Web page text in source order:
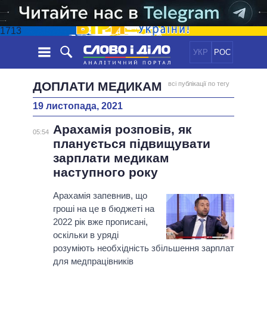
1713
УКР РОС
НОВИНИ
СТРІЧКА
ПОДІЇ
СТАТТІ
ДУМКИ
ДАЙДЖЕСТИ
ЕКОНОМІКА
СУСПІЛЬСТВО
СВІТ
ОБIЦЯНКИ
ПОЛIТИКИ
УСІ ПОЛІТИКИ
ПРЕЗИДЕНТ І ОФІС
ВЕРХОВНА РАДА
КАБІНЕТ МІНІСТРІВ
ГОЛОВИ ОБЛАДМІНІСТРАЦІЙ
МЕРИ МІСТ
ВСІ ПЕРСОНИ
ІНФОГРАФІКА
ПІДТРИМАТИ
ПОРІВНЯННЯ ПОЛІТИКІВ
ДОПЛАТИ МЕДИКАМ всі публікації по тегу
19 листопада, 2021
05:54
Арахамія розповів, як
планується підвищувати
зарплати медикам
наступного року
Арахамія запевнив, що
гроші на це в бюджеті на
2022 рік вже прописані,
оскільки в уряді
розуміють необхідність збільшення зарплат
для медпрацівників